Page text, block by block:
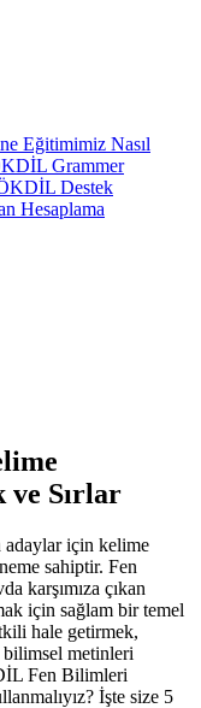
Eğitimimiz Nasıl
Grammer
Destek
Hesaplama
Sırlar
adaylar için kelime
sahiptir. Fen
karşımıza çıkan
için sağlam bir temel
hale getirmek,
bilimsel metinleri
Fen Bilimleri
İşte size 5